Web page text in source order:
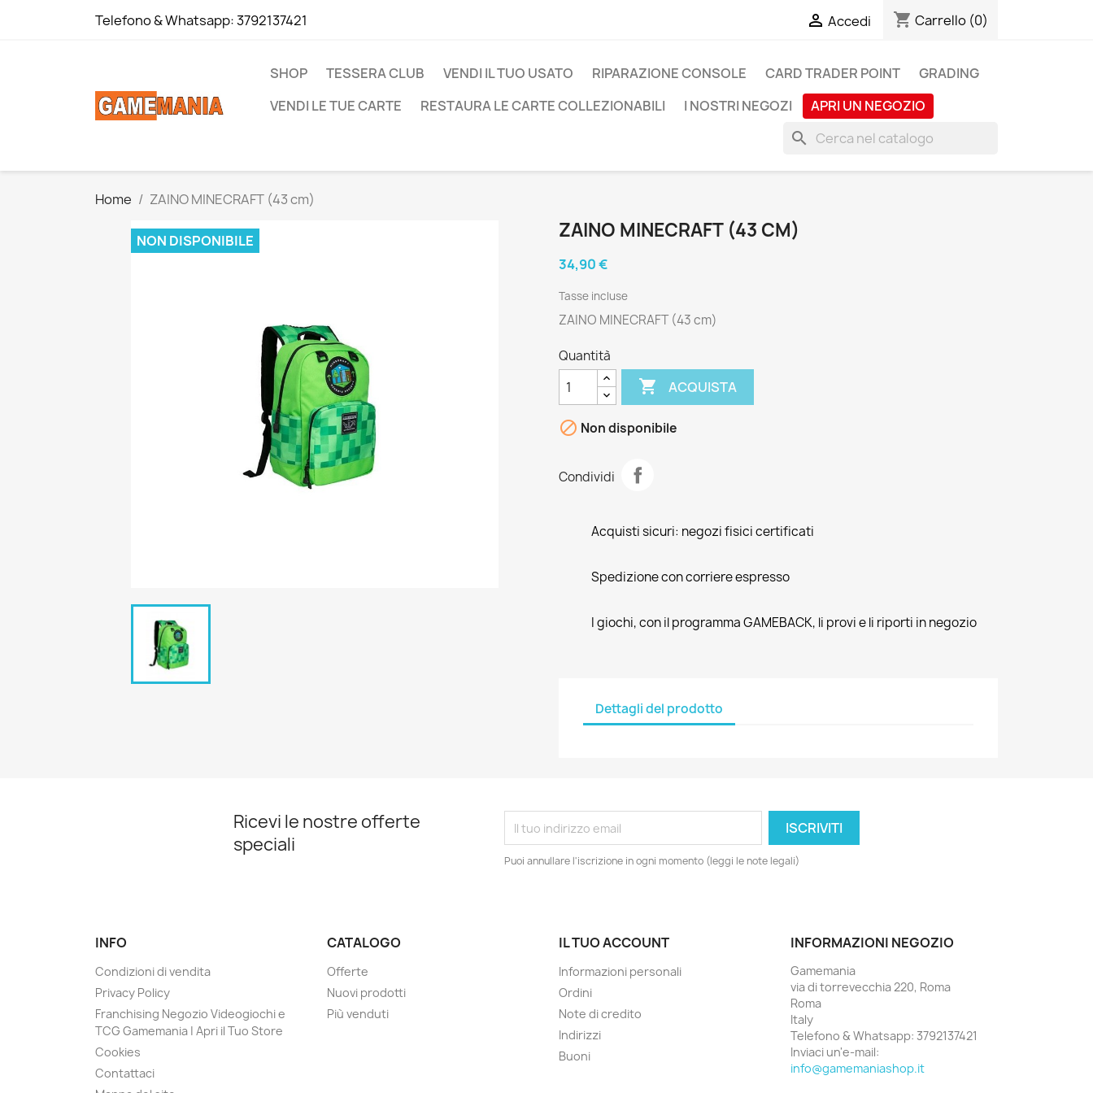
Telefono & Whatsapp:3792137421  Accedi shopping_cart Carrello (0)
SHOP TESSERA CLUB VENDI IL TUO USATO RIPARAZIONE CONSOLE CARD TRADER POINT
GRADING
VENDI LE TUE CARTE
RESTAURA LE CARTE COLLEZIONABILI I NOSTRI NEGOZI APRI UN NEGOZIO
search
Home ZAINO MINECRAFT (43 cm)
NON DISPONIBILE ZAINO MINECRAFT (43 CM)
34,90 €
Tasse incluse
ZAINO MINECRAFT (43 cm)
Quantità
 ACQUISTA
 Non disponibile
Condividi
Acquisti sicuri: negozi fisici certificati
Spedizione con corriere espresso
I giochi, con il programma GAMEBACK, li provi e li riporti in negozio
Dettagli del prodotto
Ricevi le nostre offerte
speciali
Puoi annullare l'iscrizione in ogni momento (leggi le note legali)
INFO
Condizioni di vendita
Privacy Policy
Franchising Negozio Videogiochi e
TCG Gamemania | Apri il Tuo Store
Cookies
Contattaci
CATALOGO
Offerte
Nuovi prodotti
Più venduti
IL TUO ACCOUNT
Informazioni personali
Ordini
Note di credito
Indirizzi
Buoni
INFORMAZIONI NEGOZIO
Gamemania
via di torrevecchia 220, Roma
Roma
Italy
Telefono & Whatsapp: 3792137421
Inviaci un'e-mail:
info@gamemaniashop.it